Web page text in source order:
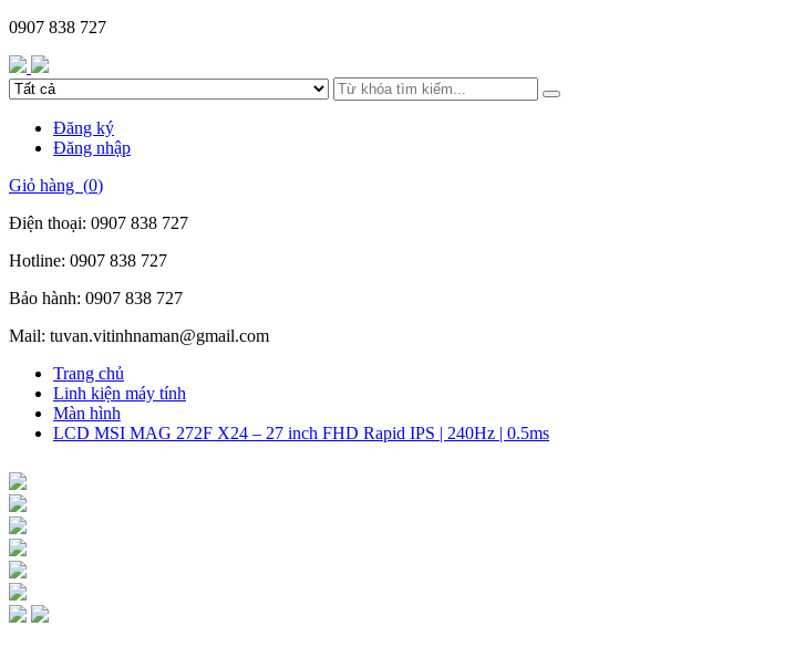
0907 838 727
Đăng ký
Đăng nhập
Giỏ hàng (0)
Điện thoại: 0907 838 727
Hotline: 0907 838 727
Bảo hành: 0907 838 727
Mail: tuvan.vitinhnaman@gmail.com
Trang chủ
Linh kiện máy tính
Màn hình
LCD MSI MAG 272F X24 – 27 inch FHD Rapid IPS | 240Hz | 0.5ms